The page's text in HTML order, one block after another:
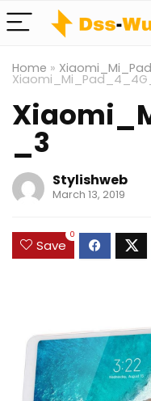
Home »
_3
Stylishweb
March 13, 2019
Save
0